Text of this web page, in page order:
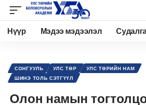
Нүүр Мэдээ мэдээлэл
СОНГУУЛЬ УЛС ТӨР
УЛС ТӨРИЙН НАМ
ШИНЭ ТОЛЬ СЭТГҮҮЛ
Олон намын